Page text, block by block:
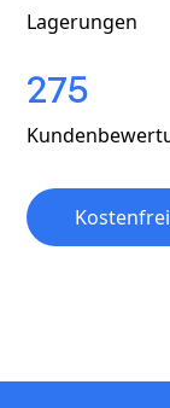
Lagerungen
275